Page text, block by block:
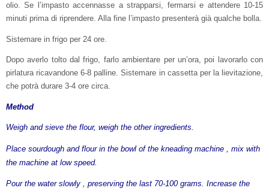
olio. Se l’impasto accennasse a strapparsi, fermarsi e attendere 10-15
minuti prima di riprendere. Alla fine l’impasto presenterà già qualche bolla.
Sistemare in frigo per 24 ore.
Dopo averlo tolto dal frigo, farlo ambientare per un’ora, poi lavorarlo con
pirlatura ricavandone 6-8 palline. Sistemare in cassetta per la lievitazione,
che potrà durare 3-4 ore circa.
Method
Weigh and sieve the flour, weigh the other ingredients.
Place sourdough and flour in the bowl of the kneading machine , mix with
the machine at low speed.
Pour the water slowly , preserving the last 70-100 grams. Increase the